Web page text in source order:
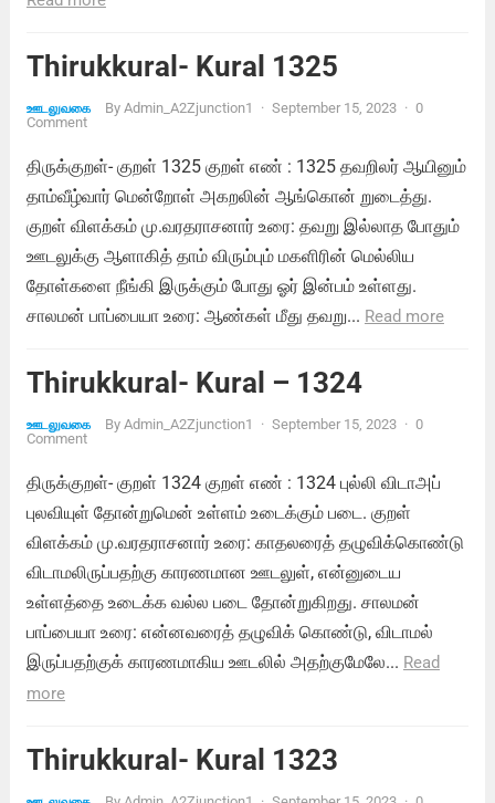
Thirukkural- Kural 1325
ஊடலுவகை By Admin_A2Zjunction1 · September 15, 2023 · 0
Comment
திருக்குறள்- குறள் 1325 குறள் எண் : 1325 தவறிலர் ஆயினும்
தாம்வீழ்வார் மென்றோள் அகறலின் ஆங்கொன் றுடைத்து.
குறள் விளக்கம் மு.வரதராசனார் உரை: தவறு இல்லாத போதும்
ஊடலுக்கு ஆளாகித் தாம் விரும்பும் மகளிரின் மெல்லிய
தோள்களை நீங்கி இருக்கும் போது ஓர் இன்பம் உள்ளது.
சாலமன் பாப்பையா உரை: ஆண்கள் மீது தவறு... Read more
Thirukkural- Kural – 1324
ஊடலுவகை By Admin_A2Zjunction1 · September 15, 2023 · 0
Comment
திருக்குறள்- குறள் 1324 குறள் எண் : 1324 புல்லி விடாஅப்
புலவியுள் தோன்றுமென் உள்ளம் உடைக்கும் படை. குறள்
விளக்கம் மு.வரதராசனார் உரை: காதலரைத் தழுவிக்கொண்டு
விடாமலிருப்பதற்கு காரணமான ஊடலுள், என்னுடைய
உள்ளத்தை உடைக்க வல்ல படை தோன்றுகிறது. சாலமன்
பாப்பையா உரை: என்னவரைத் தழுவிக் கொண்டு, விடாமல்
இருப்பதற்குக் காரணமாகிய ஊடலில் அதற்குமேலே... Read
more
Thirukkural- Kural 1323